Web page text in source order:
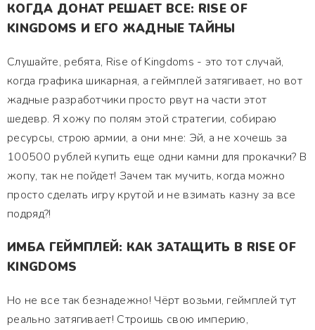
КОГДА ДОНАТ РЕШАЕТ ВСЕ: RISE OF
KINGDOMS И ЕГО ЖАДНЫЕ ТАЙНЫ
Слушайте, ребята, Rise of Kingdoms - это тот случай,
когда графика шикарная, а геймплей затягивает, но вот
жадные разработчики просто рвут на части этот
шедевр. Я хожу по полям этой стратегии, собираю
ресурсы, строю армии, а они мне: Эй, а не хочешь за
100500 рублей купить еще одни камни для прокачки? В
жопу, так не пойдет! Зачем так мучить, когда можно
просто сделать игру крутой и не взимать казну за все
подряд?!
ИМБА ГЕЙМПЛЕЙ: КАК ЗАТАЩИТЬ В RISE OF
KINGDOMS
Но не все так безнадежно! Чёрт возьми, геймплей тут
реально затягивает! Строишь свою империю,